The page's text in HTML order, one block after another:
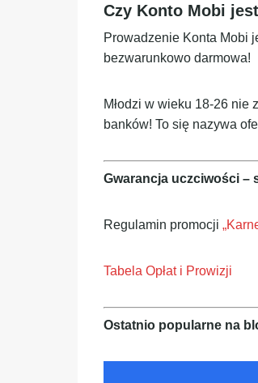
Czy Konto Mobi
Prowadzenie Konta Mobi
bezwarunkowo darmowa!
Młodzi w wieku 18-26 nie
banków! To się nazywa
Gwarancja uczciwości –
Regulamin promocji
Tabela Opłat i Prowizji
Ostatnio popularne na